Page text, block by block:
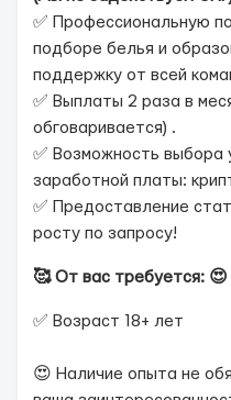
✅ Профессиональную
подборе белья и
поддержку от всей
✅ Выплаты 2 раза в
обговаривается) .
✅ Возможность выбора
заработной платы:
✅ Предоставление
росту по запросу!
🥰 От вас требуется: 😍
✅ Возраст 18+ лет
😍 Наличие опыта не